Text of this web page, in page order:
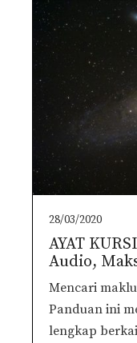
28/03/2020
AYAT
Audio,
Mencari
Panduan ini
lengkap